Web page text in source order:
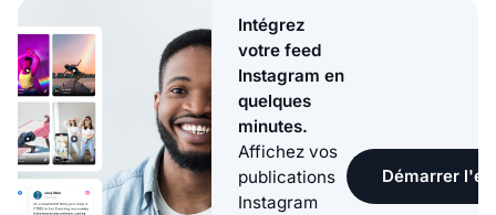
Intégrez
votre feed
Instagram en
quelques
minutes.
Affichez vos
publications
Instagram
Démarrer